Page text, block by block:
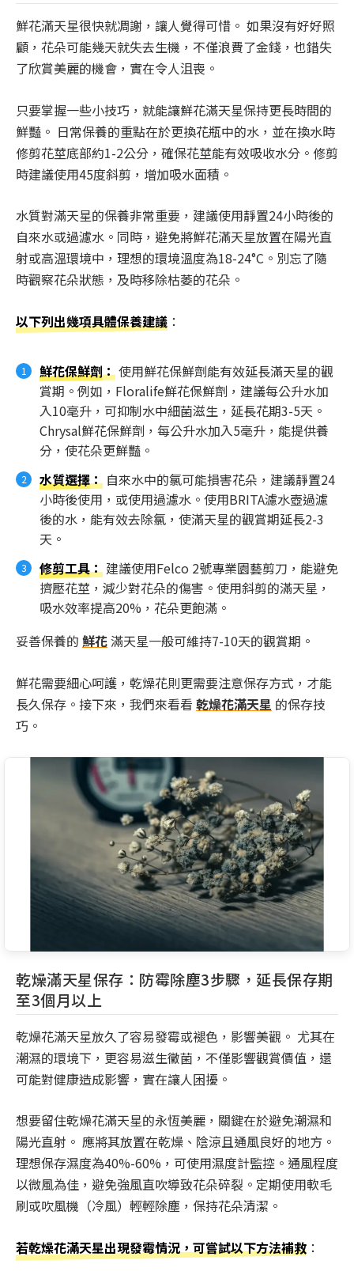
鮮花滿天星很快就凋謝，讓人覺得可惜。 如果沒有好好照
顧，花朵可能幾天就失去生機，不僅浪費了金錢，也錯失
了欣賞美麗的機會，實在令人沮喪。
只要掌握一些小技巧，就能讓鮮花滿天星保持更長時間的
鮮豔。 日常保養的重點在於更換花瓶中的水，並在換水時
修剪花莖底部約1-2公分，確保花莖能有效吸收水分。修剪
時建議使用45度斜剪，增加吸水面積。
水質對滿天星的保養非常重要，建議使用靜置24小時後的
自來水或過濾水。同時，避免將鮮花滿天星放置在陽光直
射或高溫環境中，理想的環境溫度為18-24°C。別忘了隨
時觀察花朵狀態，及時移除枯萎的花朵。
以下列出幾項具體保養建議 ：
鮮花保鮮劑：使用鮮花保鮮劑能有效延長滿天星的觀
賞期。例如，Floralife鮮花保鮮劑，建議每公升水加
入10毫升，可抑制水中細菌滋生，延長花期3-5天。
Chrysal鮮花保鮮劑，每公升水加入5毫升，能提供養
分，使花朵更鮮豔。
水質選擇： 自來水中的氯可能損害花朵，建議靜置24
小時後使用，或使用過濾水。使用BRITA濾水壺過濾
後的水，能有效去除氯，使滿天星的觀賞期延長2-3
天。
修剪工具： 建議使用Felco 2號專業園藝剪刀，能避免
擠壓花莖，減少對花朵的傷害。使用斜剪的滿天星，
吸水效率提高20%，花朵更飽滿。
妥善保養的 鮮花滿天星一般可維持7-10天的觀賞期。
鮮花需要細心呵護，乾燥花則更需要注意保存方式，才能
長久保存。接下來，我們來看看 乾燥花滿天星 的保存技
巧。
乾燥滿天星保存：防霉除塵3步驟，延長保存期
至3個月以上
乾燥花滿天星放久了容易發霉或褪色，影響美觀。 尤其在
潮濕的環境下，更容易滋生黴菌，不僅影響觀賞價值，還
可能對健康造成影響，實在讓人困擾。
想要留住乾燥花滿天星的永恆美麗，關鍵在於避免潮濕和
陽光直射。 應將其放置在乾燥、陰涼且通風良好的地方。
理想保存濕度為40%-60%，可使用濕度計監控。通風程度
以微風為佳，避免強風直吹導致花朵碎裂。定期使用軟毛
刷或吹風機（冷風）輕輕除塵，保持花朵清潔。
若乾燥花滿天星出現發霉情況，可嘗試以下方法補救 ：